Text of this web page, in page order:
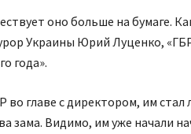
оно больше на бумаге.
Украины Юрий Луценко,
года».
во главе с директором, им стал
зама. Видимо, им уже начали